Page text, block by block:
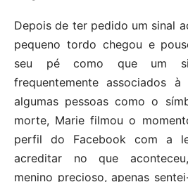
Depois de ter pedido um sinal
pequeno tordo chegou e
seu pé como que um
frequentemente associados
algumas pessoas como o
morte, Marie filmou o
perfil do Facebook com a
acreditar no que
menino precioso, apenas